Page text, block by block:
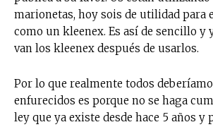
marionetas, hoy sois de utilidad para
como un kleenex. Es así de sencillo y
van los kleenex después de usarlos.
Por lo que realmente todos
enfurecidos es porque no se haga
ley que ya existe desde hace 5 años y